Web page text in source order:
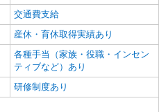
交通費支給
産休・育休取得実績あり
各種手当（家族・役職・インセン
ティブなど）あり
研修制度あり